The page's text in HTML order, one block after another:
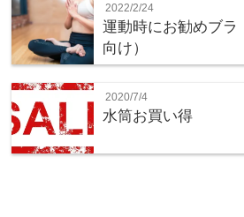
2022/2/24
運動時にお勧めブラ
向け）
2020/7/4
水筒お買い得